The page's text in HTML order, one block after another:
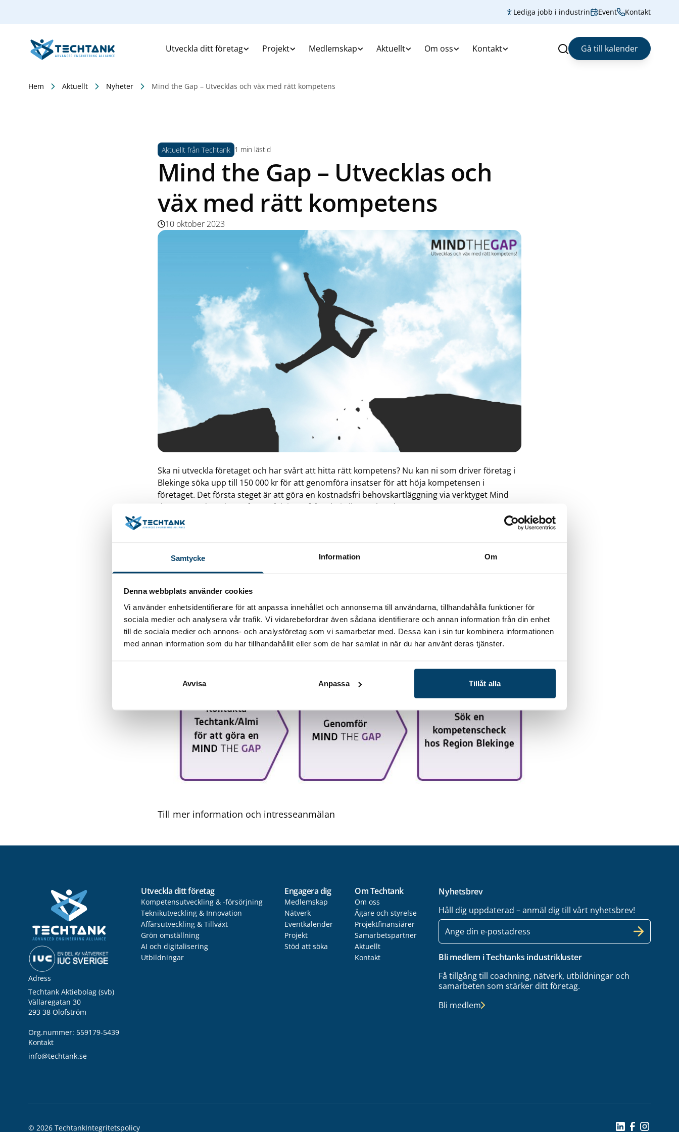
Samtycke Information Om
Denna webbplats använder cookies
Vi använder enhetsidentifierare för att anpassa innehållet och annonserna till användarna, tillhandahålla funktioner för
sociala medier och analysera vår trafik. Vi vidarebefordrar även sådana identifierare och annan information från din enhet
till de sociala medier och annons- och analysföretag som vi samarbetar med. Dessa kan i sin tur kombinera informationen
med annan information som du har tillhandahållit eller som de har samlat in när du har använt deras tjänster.
Avvisa Anpassa Tillåt alla
Lediga jobb i industrin Event Kontakt
Utveckla ditt företag Projekt Medlemskap Aktuellt Om oss Kontakt Sök Gå till kalender
Hem Aktuellt Nyheter Mind the Gap – Utvecklas och väx med rätt kompetens
Aktuellt från Techtank 1 min lästid
Mind the Gap – Utvecklas och
väx med rätt kompetens
10 oktober 2023
Ska ni utveckla företaget och har svårt att hitta rätt kompetens? Nu kan ni som driver företag i
Blekinge söka upp till 150 000 kr för att genomföra insatser för att höja kompetensen i
företaget. Det första steget är att göra en kostnadsfri behovskartläggning via verktyget Mind
the Gap med stöd av erfarna rådgivare från Almi eller Techtank.
en plan för att ha tillgång till rätt kompetens framöver. Att arbeta strategiskt med
kompetensförsörjning kommer ge vinst i längden och nå era mål. Efter genomförd
behovskartläggning finns möjlighet att via Region Blekinge söka kompetenscheck för
kompetenshöjande insatser.
Till mer information och intresseanmälan
Adress
Techtank Aktiebolag (svb)
Vällaregatan 30
293 38 Olofström
Org.nummer: 559179-5439
Kontakt
info@techtank.se
Utveckla ditt företag
Kompetensutveckling & -försörjning
Teknikutveckling & Innovation
Affärsutveckling & Tillväxt
Grön omställning
AI och digitalisering
Utbildningar
Engagera dig
Medlemskap
Nätverk
Eventkalender
Projekt
Stöd att söka
Om Techtank
Om oss
Ägare och styrelse
Projektfinansiärer
Samarbetspartner
Aktuellt
Kontakt
Nyhetsbrev
Håll dig uppdaterad – anmäl dig till vårt nyhetsbrev!
E-
post
Bli medlem i Techtanks industrikluster
Få tillgång till coachning, nätverk, utbildningar och
samarbeten som stärker ditt företag.
Bli medlem
© 2026 TechtankIntegritetspolicy Social Icon
Social Icon
Social